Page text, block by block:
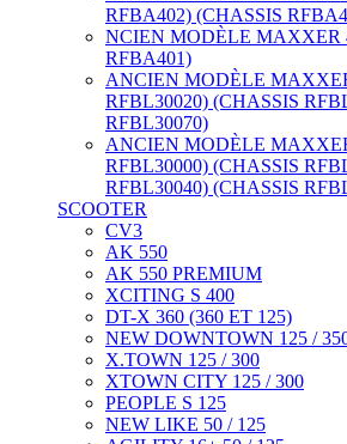
RFBA402) (CHASSIS
NCIEN MODÈLE MAXXER
RFBA401)
ANCIEN MODÈLE
RFBL30020) (CHASSIS
RFBL30070)
ANCIEN MODÈLE
RFBL30000) (CHASSIS
RFBL30040) (CHASSIS
SCOOTER
CV3
AK 550
AK 550 PREMIUM
XCITING S 400
DT-X 360 (360 ET 125)
NEW DOWNTOWN 125 /
X.TOWN 125 / 300
XTOWN CITY 125 / 300
PEOPLE S 125
NEW LIKE 50 / 125